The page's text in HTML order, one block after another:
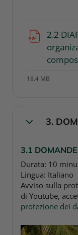
2.2
18.4 MB
Collapse
3.
3.1
Durata: 10
Lingua: Italiano
Avviso sulla
di Youtube,
protezione dei